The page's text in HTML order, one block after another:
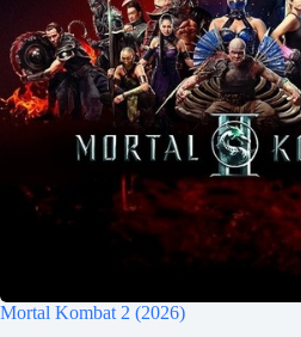
Mortal Kombat 2 (2026)